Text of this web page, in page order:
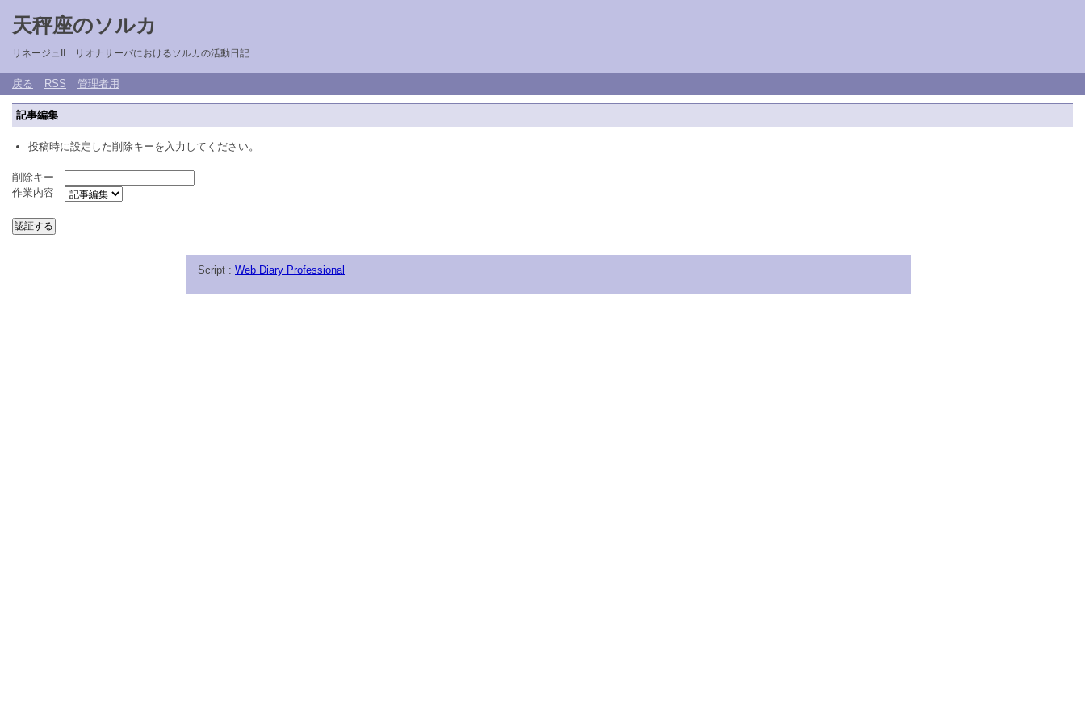
天秤座のソルカ
リネージュII リオナサーバにおけるソルカの活動日記
戻る RSS 管理者用
記事編集
投稿時に設定した削除キーを入力してください。
削除キー
作業内容
Script : Web Diary Professional